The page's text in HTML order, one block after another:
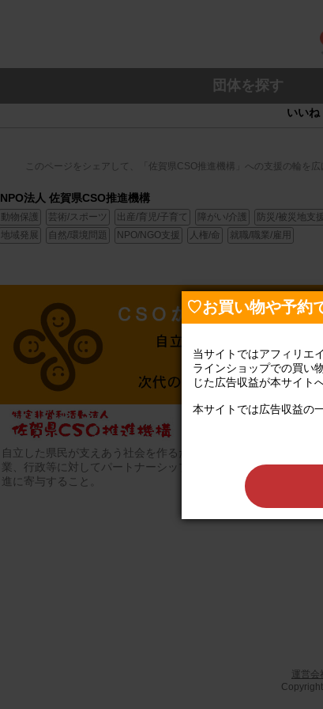
団体を探す
いいね
このページをシェアして、「佐賀県CSO推進機構」への支援の輪を広
NPO法人 佐賀県CSO推進機構
動物保護 芸術/スポーツ 出産/育児/子育て 障がい/介護 防災/被災地支援
地域発展
自然/環境問題 NPO/NGO支援 人権/命 就職/職業/雇用
自立した県民が支えあう社会を作るため、志縁組織、地縁組織、
業、行政等に対してパートナーシップの構築に関する事業を行
進に寄与すること。
運営会
♡お買い物や予約
当サイトではアフィリエ
ラインショップでの買い
じた広告収益が本サイト
本サイトでは広告収益の